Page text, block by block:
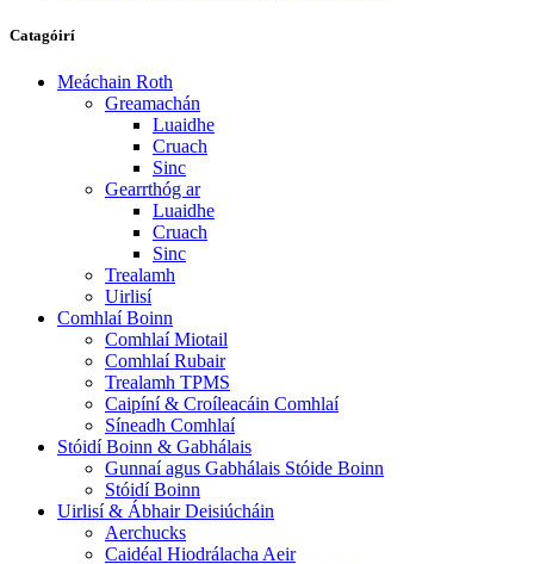
Catagóirí
Meáchain Roth
Greamachán
Luaidhe
Cruach
Sinc
Gearrthóg ar
Luaidhe
Cruach
Sinc
Trealamh
Uirlisí
Comhlaí Boinn
Comhlaí Miotail
Comhlaí Rubair
Trealamh TPMS
Caipíní & Croíleacáin Comhlaí
Síneadh Comhlaí
Stóidí Boinn & Gabhálais
Gunnaí agus Gabhálais Stóide Boinn
Stóidí Boinn
Uirlisí & Ábhair Deisiúcháin
Aerchucks
Caidéal Hiodrálacha Aeir